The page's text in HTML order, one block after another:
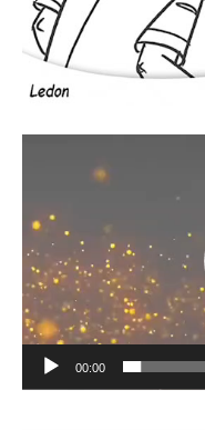
00:00